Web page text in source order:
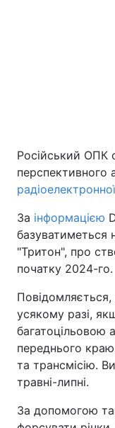
Російський ОПК
перспективного
За інформацією
базуватиметься
"Тритон", про
початку 2024-го.
усякому разі,
багатоцільовою
переднього
та трансмісію.
травні-липні.
За допомогою